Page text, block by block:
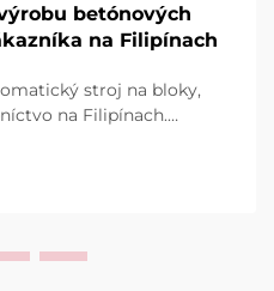
betónových
na Filipínach
stroj na bloky,
na Filipínach.
Vyžiadajte si